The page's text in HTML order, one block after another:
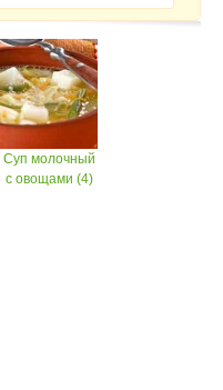
Суп молочный
с овощами (4)